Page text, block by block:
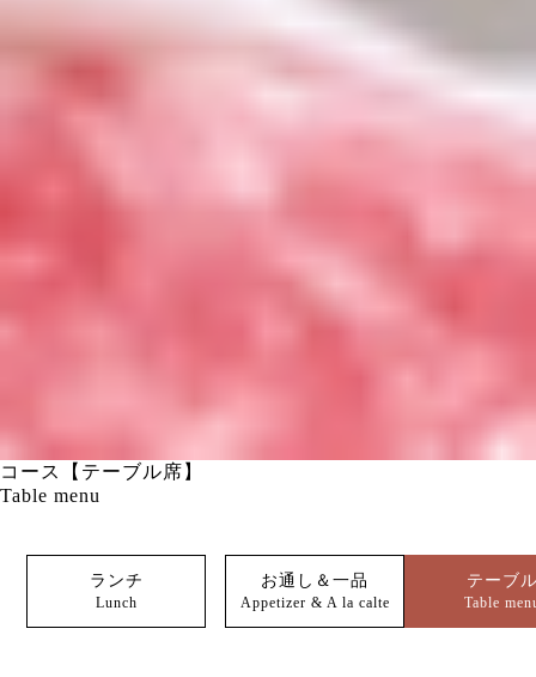
コース【テーブル席】
Table menu
ランチ
Lunch
お通し＆一品
Appetizer & A la calte
テーブ
Table